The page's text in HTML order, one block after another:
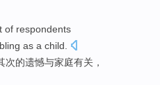
of respondents
as a child.
次的遗憾与家庭有关，